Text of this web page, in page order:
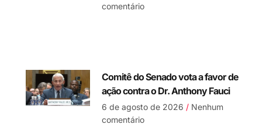
comentário
Comitê do Senado vota a favor de
ação contra o Dr. Anthony Fauci
6 de agosto de 2026 Nenhum
comentário